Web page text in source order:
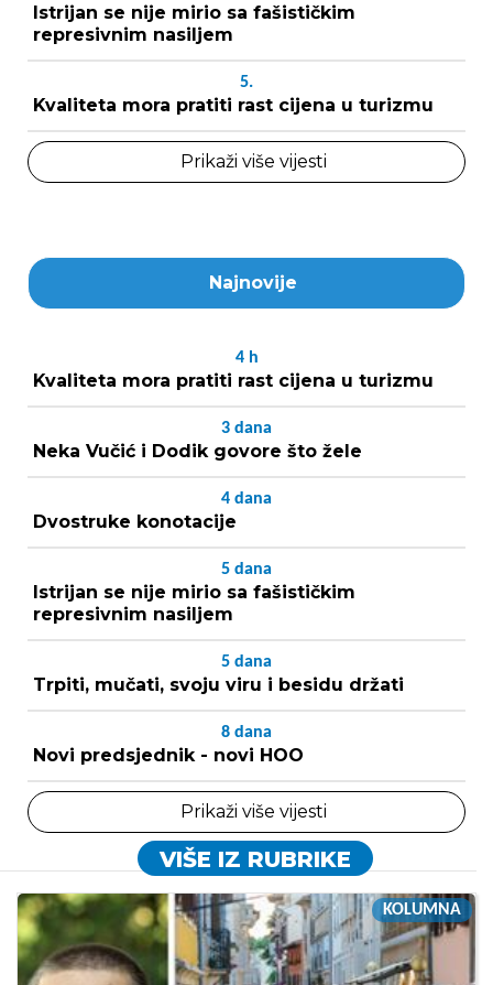
Istrijan se nije mirio sa fašističkim
represivnim nasiljem
5.
Kvaliteta mora pratiti rast cijena u turizmu
Prikaži više vijesti
Najnovije
4 h
Kvaliteta mora pratiti rast cijena u turizmu
3 dana
Neka Vučić i Dodik govore što žele
4 dana
Dvostruke konotacije
5 dana
Istrijan se nije mirio sa fašističkim
represivnim nasiljem
5 dana
Trpiti, mučati, svoju viru i besidu držati
8 dana
Novi predsjednik - novi HOO
Prikaži više vijesti
VIŠE IZ RUBRIKE
KOLUMNA